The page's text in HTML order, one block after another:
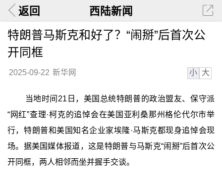
返回 西陆新闻
特朗普马斯克和好了？“闹掰”后首次公
开同框
2025-09-22 新华网 小 大
当地时间21日，美国总统特朗普的政治盟友、保守派
“网红”查理·柯克的追悼会在美国亚利桑那州格伦代尔市举
行，特朗普和美国知名企业家埃隆·马斯克都现身追悼会现
场。据美国媒体报道，这是特朗普与马斯克“闹掰”后首次公
开同框，两人相邻而坐并握手交谈。